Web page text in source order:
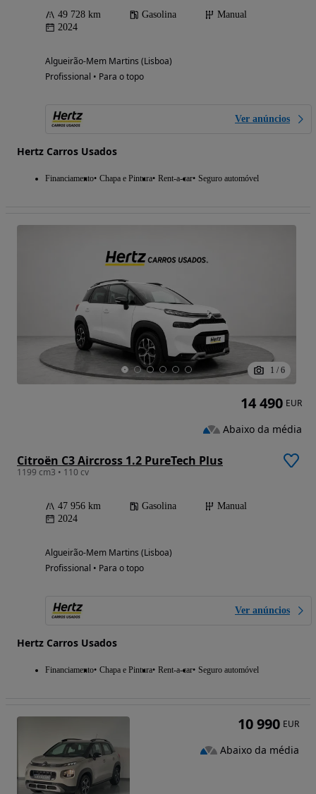
49 728 km Gasolina
Manual
2024
Algueirão-Mem Martins (Lisboa)
Profissional • Para o topo
Ver anúncios
Hertz Carros Usados
Financiamento Chapa e Pintura Rent-a-car Seguro automóvel
1 / 6
Citroën C3 Aircross 1.2 PureTech Plus
1199 cm3 • 110 cv
47 956 km Gasolina
Manual
2024
Algueirão-Mem Martins (Lisboa)
Profissional • Para o topo
Ver anúncios
Hertz Carros Usados
Financiamento Chapa e Pintura Rent-a-car Seguro automóvel
14 490 EUR
Abaixo da média
10 990 EUR
Abaixo da média